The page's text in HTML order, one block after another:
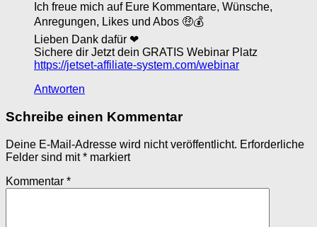
Ich freue mich auf Eure Kommentare, Wünsche,
Anregungen, Likes und Abos 🤑💰
Lieben Dank dafür ❤
Sichere dir Jetzt dein GRATIS Webinar Platz
https://jetset-affiliate-system.com/webinar
Antworten
Schreibe einen Kommentar
Deine E-Mail-Adresse wird nicht veröffentlicht. Erforderliche
Felder sind mit* markiert
Kommentar *